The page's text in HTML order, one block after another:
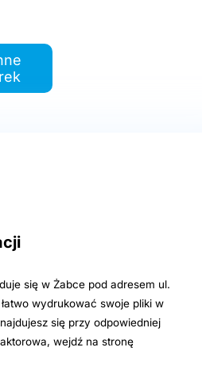
się w Żabce pod adresem ul.
wydrukować swoje pliki w
się przy odpowiedniej
wejdź na stronę